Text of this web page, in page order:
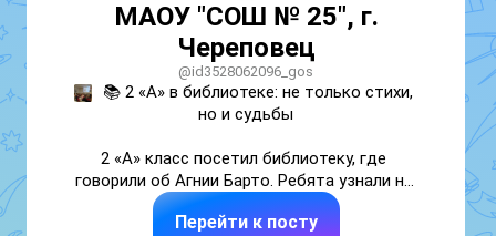
МАОУ "СОШ № 25", г.
Череповец
@id3528062096_gos
📚 2 «А» в библиотеке: не только стихи,
но и судьбы
2 «А» класс посетил библиотеку, где
говорили об Агнии Барто. Ребята узнали не
только её знаменитые стихи, но и
малоизвестный факт: поэтесса 9 лет
Перейти к посту